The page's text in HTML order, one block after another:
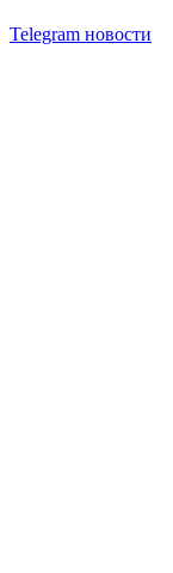
Telegram новости